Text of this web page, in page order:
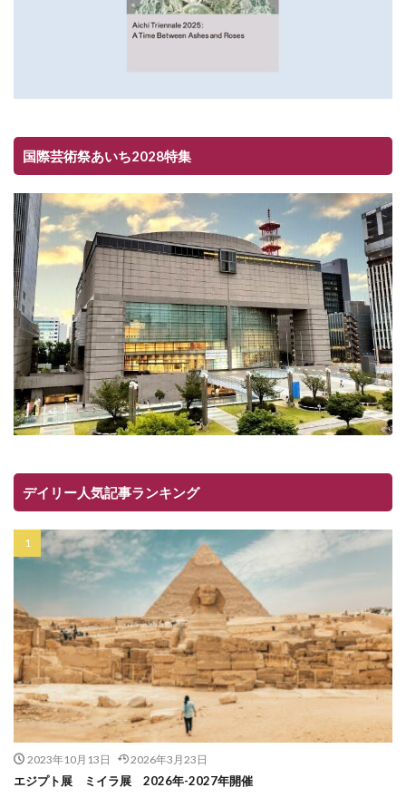
国際芸術祭あいち2028特集
デイリー人気記事ランキング
2023年10月13日 2026年3月23日
エジプト展 ミイラ展 2026年-2027年開催